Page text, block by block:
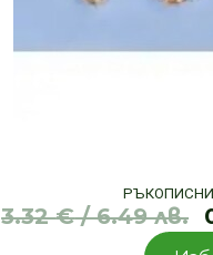
3.32€/ 6.49 лв.